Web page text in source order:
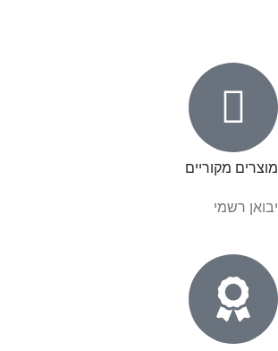
מוצרים מקוריים
יבואן רשמי